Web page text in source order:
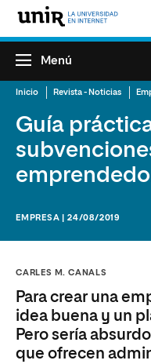
Menú
Inicio Revista - Noticias
Guía
EMPRESA | 24/08/2019
CARLES M. CANALS
Para crear una
idea buena y un
Pero sería
que ofrecen